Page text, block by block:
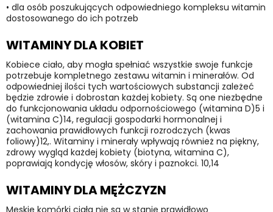
• dla osób poszukujących odpowiedniego kompleksu witamin
dostosowanego do ich potrzeb
WITAMINY DLA KOBIET
Kobiece ciało, aby mogła spełniać wszystkie swoje funkcje
potrzebuje kompletnego zestawu witamin i minerałów. Od
odpowiedniej ilości tych wartościowych substancji zależeć
będzie zdrowie i dobrostan każdej kobiety. Są one niezbędne
do funkcjonowania układu odpornościowego (witamina D)5 i
(witamina C)14, regulacji gospodarki hormonalnej i
zachowania prawidłowych funkcji rozrodczych (kwas
foliowy)12,. Witaminy i minerały wpływają również na piękny,
zdrowy wygląd każdej kobiety (biotyna, witamina C),
poprawiają kondycję włosów, skóry i paznokci. 10,14
WITAMINY DLA MĘŻCZYZN
Męskie komórki ciała nie są w stanie prawidłowo